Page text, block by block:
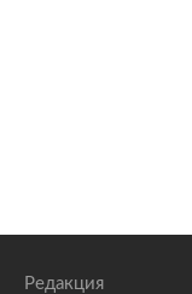
Редакция